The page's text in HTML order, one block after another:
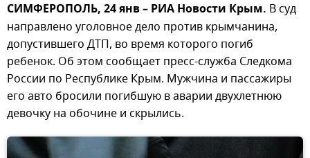
СИМФЕРОПОЛЬ, 24 янв – РИА Новости Крым. В суд
направлено уголовное дело против крымчанина,
допустившего ДТП, во время которого погиб
ребенок. Об этом сообщает пресс-служба Следкома
России по Республике Крым. Мужчина и пассажиры
его авто бросили погибшую в аварии двухлетнюю
девочку на обочине и скрылись.